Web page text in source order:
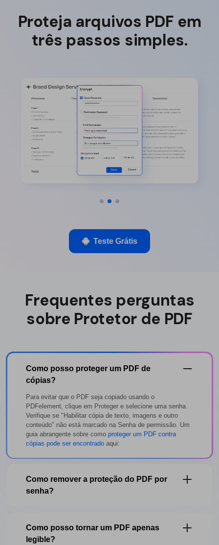
Proteja arquivos PDF em
três passos simples.
Teste Grátis
Frequentes perguntas
sobre Protetor de PDF
Como posso proteger um PDF de
cópias?
Para evitar que o PDF seja copiado usando o
PDFelement, clique em Proteger e selecione uma senha.
Verifique se "Habilitar cópia de texto, imagens e outro
conteúdo" não está marcado na Senha de permissão. Um
guia abrangente sobre comoproteger um PDF contra
cópias pode ser encontrado aqui:
Como remover a proteção do PDF por
senha?
Como posso tornar um PDF apenas
legible?